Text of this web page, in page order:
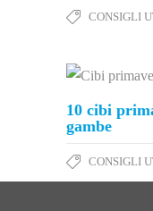
CONSIGLI
10 cibi
gambe
CONSIGLI